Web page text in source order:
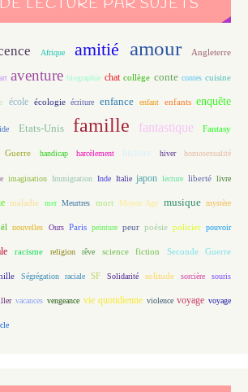
LECTURE PAR SUJETS
Afrique amitié amour Angleterre
art aventure biographie chat collège conte contes cuisine
école écologie écriture enfance enfant enfants enquête
Etats-Unis famille fantastique Fantasy
Guerre handicap harcèlement histoire hiver homosexualité
imagination Immigration Inde Italie japon lecture liberté livre
maladie mer Meurtres mort Moyen Age musique mystère
nouvelles Ours Paris peinture peur poésie policier pouvoir
racisme religion rêve science fiction Seconde Guerre
Ségrégation raciale SF Solidarité solitude sorcière souris
vacances vengeance vie quotidienne violence voyage voyage